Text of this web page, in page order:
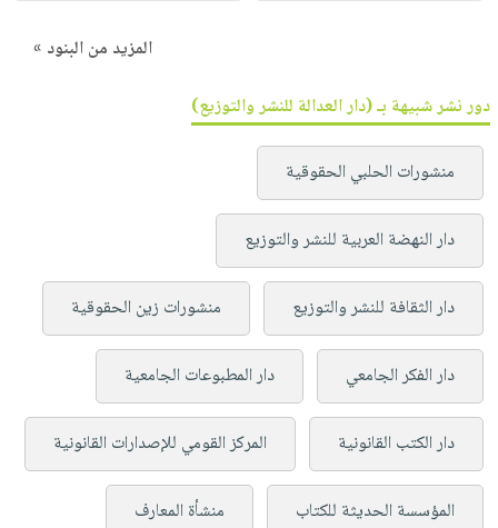
المزيد من البنود »
دور نشر شبيهة بـ (دار العدالة للنشر والتوزيع)
منشورات الحلبي الحقوقية
دار النهضة العربية للنشر والتوزيع
دار الثقافة للنشر والتوزيع منشورات زين الحقوقية
دار الفكر الجامعي دار المطبوعات الجامعية
دار الكتب القانونية المركز القومي للإصدارات القانونية
المؤسسة الحديثة للكتاب منشأة المعارف